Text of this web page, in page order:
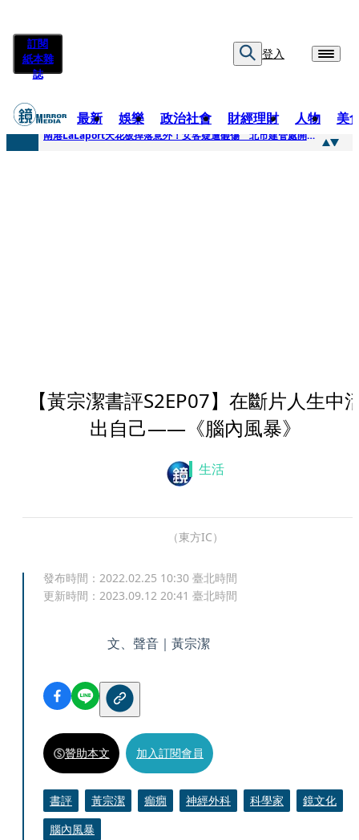
訂閱
紙本雜
誌
登入
最新 娛樂 政治社會 財經理財 人物 美
快訊
南港LaLaport天花板掉落意外！女客疑遭砸傷 北市建管處開罰30萬
【黃宗潔書評S2EP07】在斷片人生中
出自己——《腦內風暴》
生活
（東方IC）
發布時間： 2022.02.25 10:30 臺北時間
更新時間： 2023.09.12 20:41 臺北時間
文、聲音｜黃宗潔
贊助本文 加入訂閱會員
書評 黃宗潔 癲癇 神經外科 科學家
鏡文化
腦內風暴